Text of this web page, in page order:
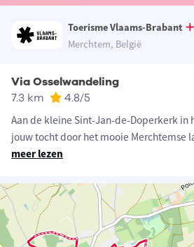
Toerisme Vlaams-Brabant
Merchtem, België
Via Osselwandeling
7.3 km 4.8/5
Aan de kleine Sint-Jan-de-Doperkerk in
jouw tocht door het mooie Merchtemse
meer lezen